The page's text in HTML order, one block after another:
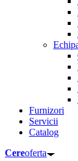
Furnizori
Servicii
Catalog
Cereoferta